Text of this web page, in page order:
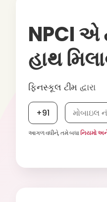
NPCI એ
હાથ
ફિનસ્કૂલ ટીમ દ્વારા
+91 મોબાઇલ
આગળ વધીને, તમે બધાનિયમો